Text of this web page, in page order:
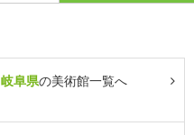
岐阜県の美術館一覧へ